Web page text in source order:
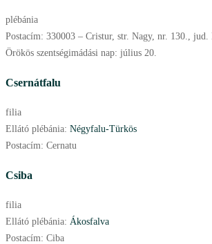
plébánia
Postacím: 330003 – Cristur, str. Nagy, nr. 130., jud.
Örökös szentségimádási nap: július 20.
Csernátfalu
filia
Ellátó plébánia: Négyfalu-Türkös
Postacím: Cernatu
Csiba
filia
Ellátó plébánia: Ákosfalva
Postacím: Ciba